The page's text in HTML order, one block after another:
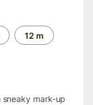
12 m
mark-up